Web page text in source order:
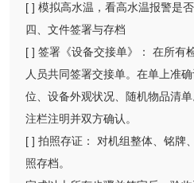
[ ] 模拟高水温，看高水温报警是否
四、文件签署与存档
[ ] 签署《设备交接单》： 在所有
人员共同签署交接单。在单上准
位、设备外观状况、随机物品清
注栏注明并双方确认。
[ ] 拍照存证： 对机组整体、铭牌
照存档。